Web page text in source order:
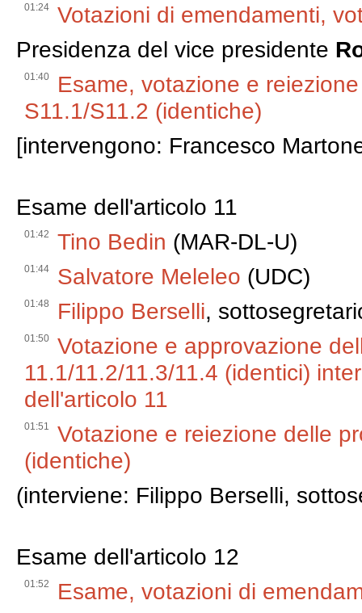
01:24
Votazioni di emendamenti,
Presidenza del vice presidente
01:40
Esame, votazione e
S11.1/S11.2 (identiche)
[intervengono: Francesco
Esame dell'articolo 11
01:42 Tino Bedin (MAR-DL-U)
01:44 Salvatore Meleleo (UDC)
01:48 Filippo Berselli,
01:50
Votazione e approvazione
11.1/11.2/11.3/11.4 (identici)
dell'articolo 11
01:51
Votazione e reiezione delle
(identiche)
(interviene: Filippo Berselli,
Esame dell'articolo 12
01:52
Esame, votazioni di